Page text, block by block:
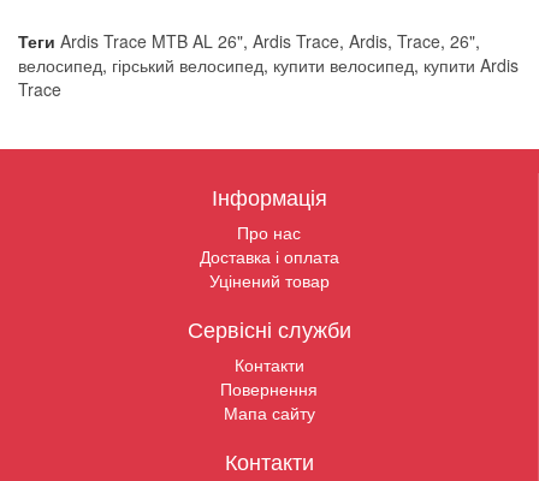
Теги Ardis Trace MTB AL 26", Ardis Trace, Ardis, Trace, 26",
велосипед, гірський велосипед, купити велосипед, купити Ardis
Trace
Інформація
Про нас
Доставка і оплата
Уцінений товар
Сервісні служби
Контакти
Повернення
Мапа сайту
Контакти